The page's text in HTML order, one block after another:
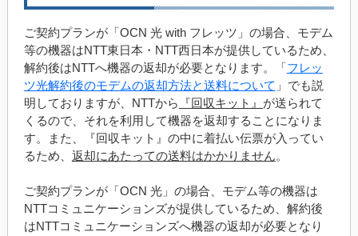
ご契約プランが「OCN 光 with フレッツ」の場合、モデム
等の機器はNTT東日本・NTT西日本が提供しているため、
解約後はNTTへ機器の返却が必要となります。「 フレッ
ツ光解約後のモデムの返却方法と送料について 」でも説
明しておりますが、NTTから
『回収キット』 が送られて
くるので、それを利用して機器を返却することになりま
す。また、『回収キット』の中に着払い伝票が入ってい
るため、 返却にあたっての送料はかかりません。
ご契約プランが「OCN 光」の場合、モデム等の機器は
NTTコミュニケーションズが提供しているため、解約後
はNTTコミュニケーションズへ機器の返却が必要となり